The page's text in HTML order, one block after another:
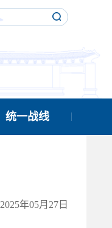
统一战线
2025年05月27日